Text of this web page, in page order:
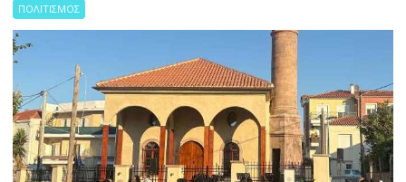
ΠΟΛΙΤΙΣΜΟΣ